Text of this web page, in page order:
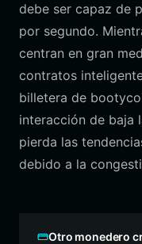
debe ser capaz de
por segundo.
centran en gran
contratos
billetera de
interacción de baja
pierda las
debido a la
Otro monedero